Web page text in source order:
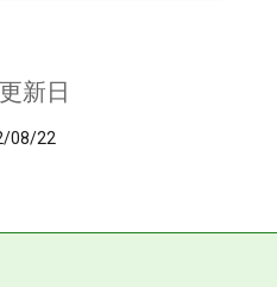
新日
08/22